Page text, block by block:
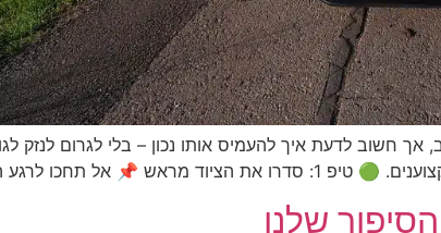
חשוב לדעת איך להעמיס אותו נכון – בלי לגרום לנזק
האחרון – הכינו מראש את […]